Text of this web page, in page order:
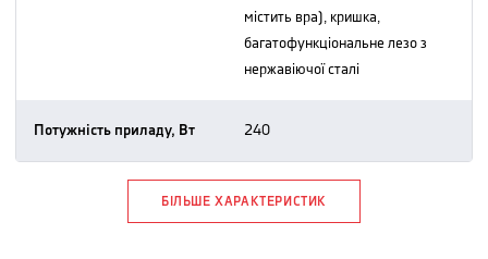
містить вра), кришка,
багатофункціональне лезо з
нержавіючої сталі
Потужність приладу, Вт 240
БІЛЬШЕ ХАРАКТЕРИСТИК